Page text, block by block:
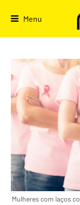
Menu
Mulheres com laços